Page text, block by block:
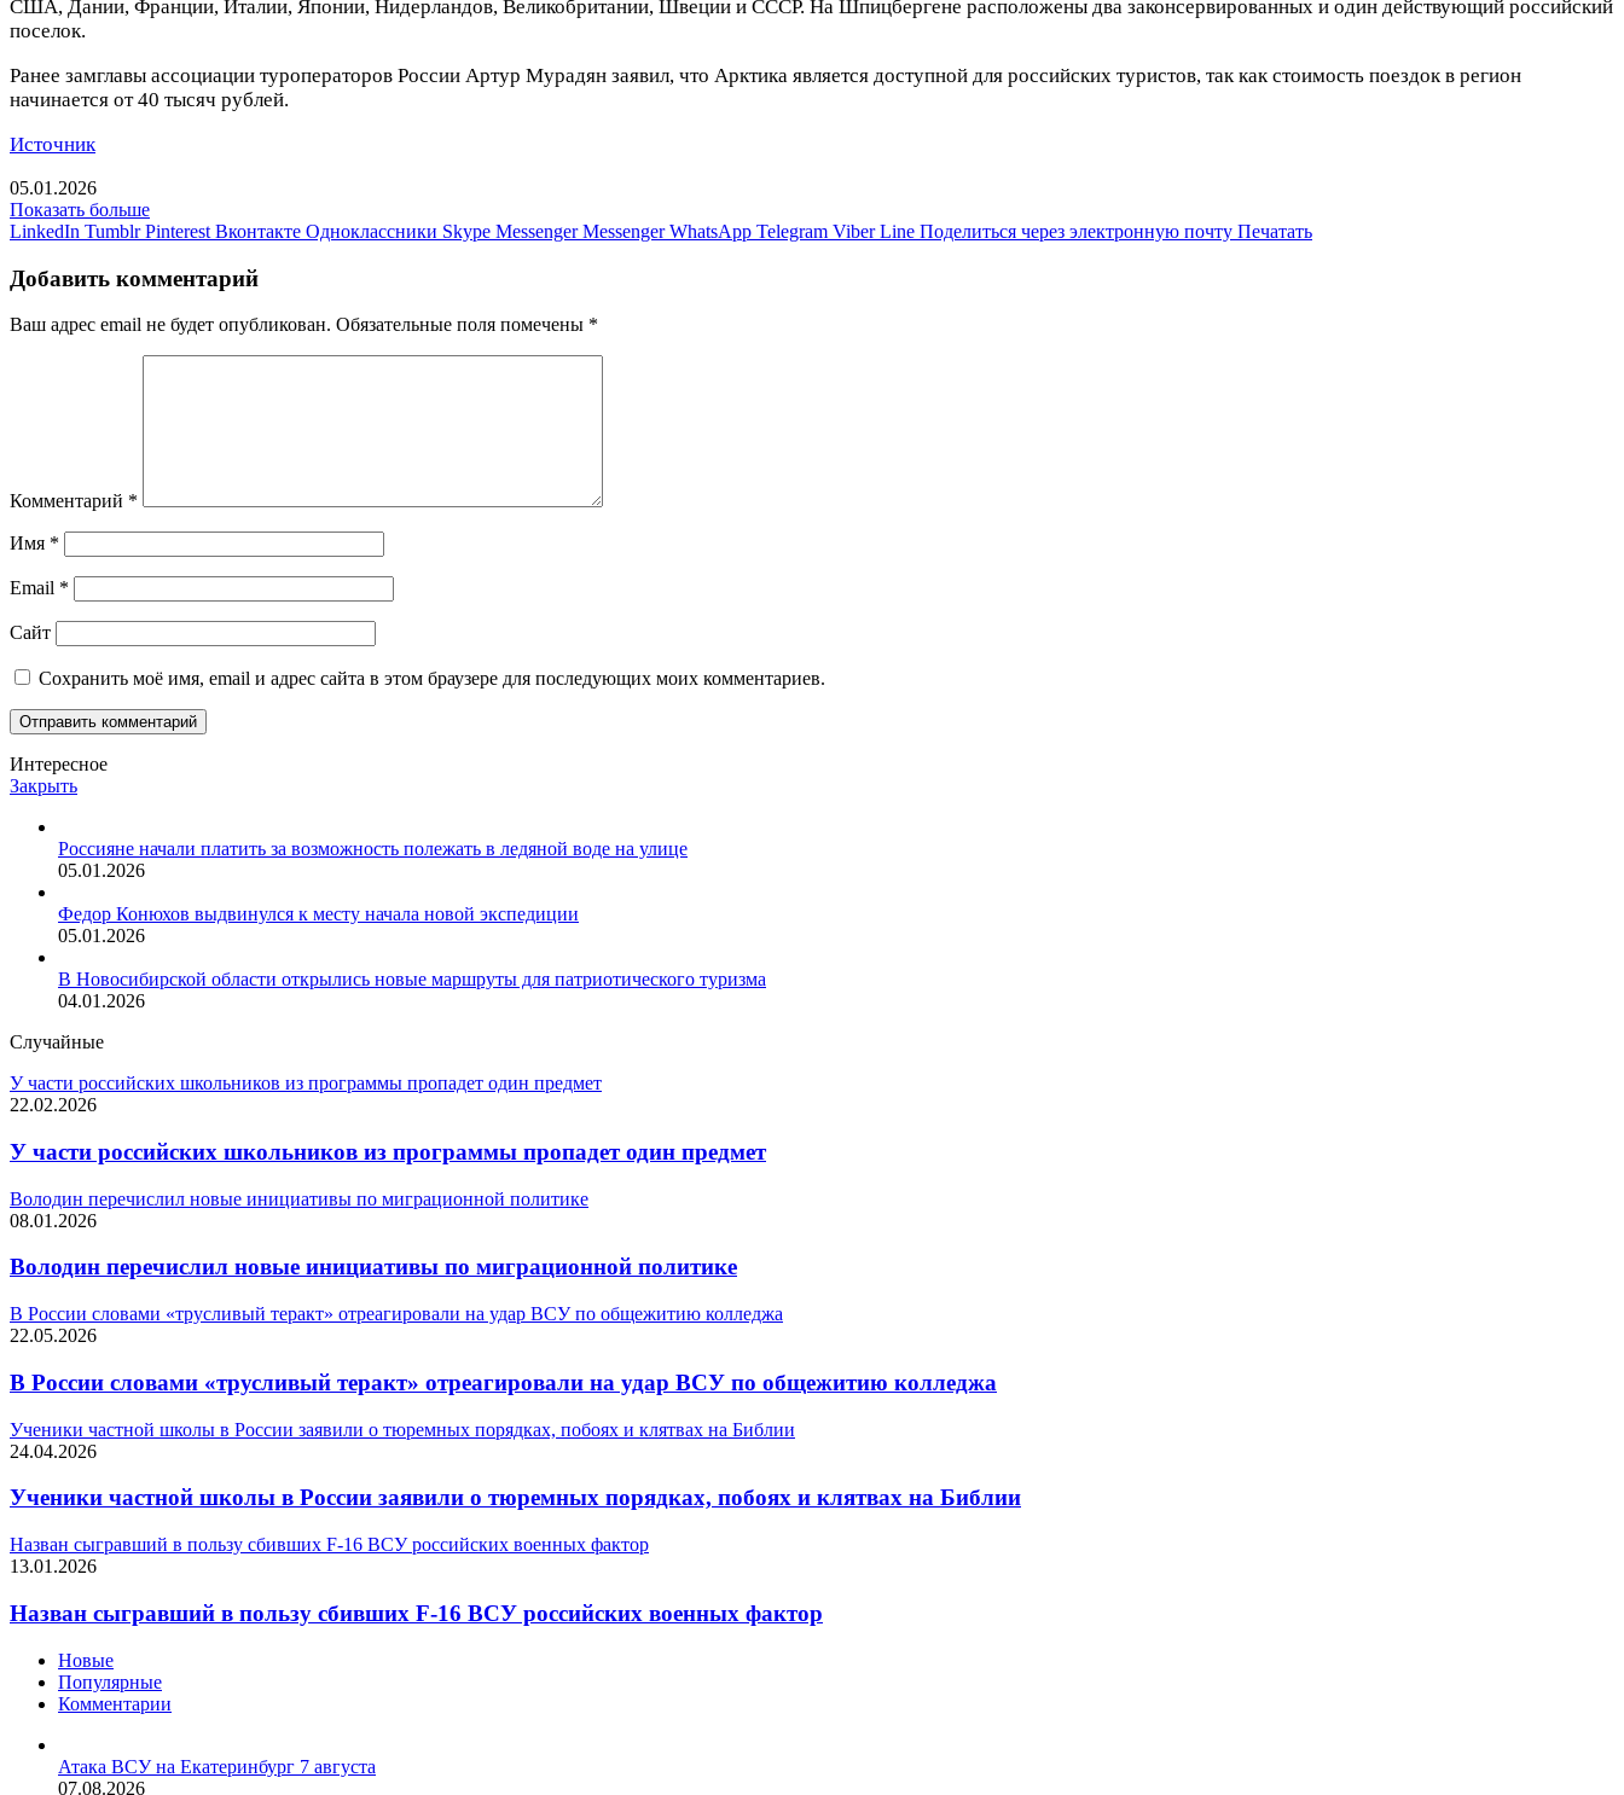
США, Дании, Франции, Италии, Японии, Нидерландов, Великобритании, Швеции и СССР. На Шпицбергене расположены два законсервированных и один действующий российский
поселок.
Ранее замглавы ассоциации туроператоров России Артур Мурадян заявил, что Арктика является доступной для российских туристов, так как стоимость поездок в регион
начинается от 40 тысяч рублей.
Источник
05.01.2026
Показать больше
LinkedIn Tumblr Pinterest Вконтакте Одноклассники Skype Messenger Messenger WhatsApp Telegram Viber Line Поделиться через электронную почту Печатать
Добавить комментарий
Ваш адрес email не будет опубликован. Обязательные поля помечены *
Комментарий *
Имя *
Email *
Сайт
Сохранить моё имя, email и адрес сайта в этом браузере для последующих моих комментариев.
Интересное
Закрыть
Россияне начали платить за возможность полежать в ледяной воде на улице
05.01.2026
Федор Конюхов выдвинулся к месту начала новой экспедиции
05.01.2026
В Новосибирской области открылись новые маршруты для патриотического туризма
04.01.2026
Случайные
У части российских школьников из программы пропадет один предмет
22.02.2026
У части российских школьников из программы пропадет один предмет
Володин перечислил новые инициативы по миграционной политике
08.01.2026
Володин перечислил новые инициативы по миграционной политике
В России словами «трусливый теракт» отреагировали на удар ВСУ по общежитию колледжа
22.05.2026
В России словами «трусливый теракт» отреагировали на удар ВСУ по общежитию колледжа
Ученики частной школы в России заявили о тюремных порядках, побоях и клятвах на Библии
24.04.2026
Ученики частной школы в России заявили о тюремных порядках, побоях и клятвах на Библии
Назван сыгравший в пользу сбивших F-16 ВСУ российских военных фактор
13.01.2026
Назван сыгравший в пользу сбивших F-16 ВСУ российских военных фактор
Новые
Популярные
Комментарии
Атака ВСУ на Екатеринбург 7 августа
07.08.2026